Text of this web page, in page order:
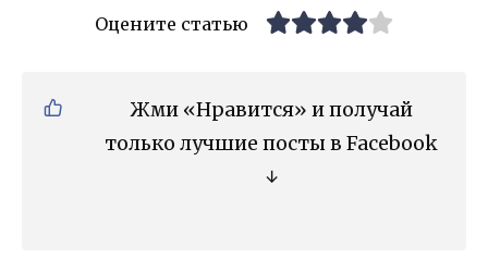
Оцените статью
Жми «Нравится» и получай
только лучшие посты в Facebook
↓